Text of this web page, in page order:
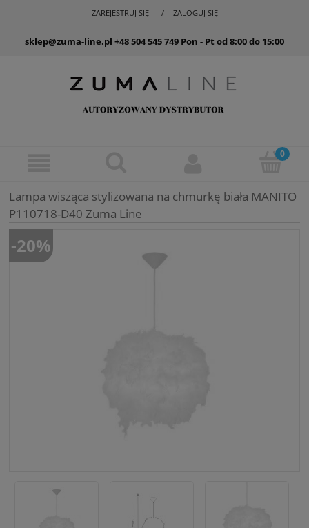
ZAREJESTRUJ SIĘ ZALOGUJ SIĘ
sklep@zuma-line.pl +48 504 545 749 Pon - Pt od 8:00 do 15:00
Lampa wisząca stylizowana na chmurkę biała MANITO
P110718-D40 Zuma Line
-20%